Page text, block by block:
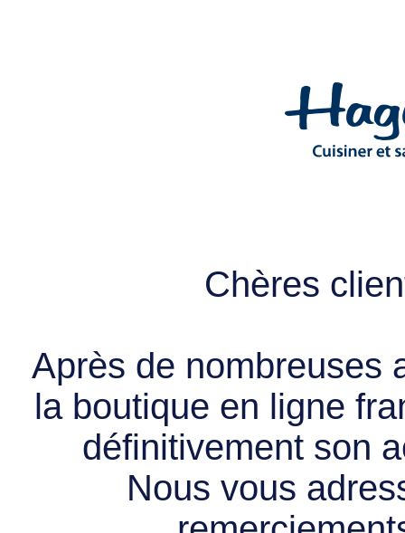
Chères
Après de nombreuses
la boutique en ligne
définitivement son
Nous vous